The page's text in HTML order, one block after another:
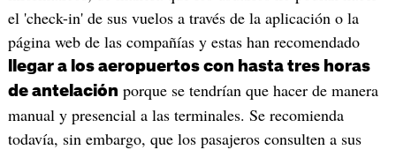
el 'check-in' de sus vuelos a través de la aplicación o la
página web de las compañías y estas han recomendado
llegar a los aeropuertos con hasta tres horas
de antelación porque se tendrían que hacer de manera
manual y presencial a las terminales. Se recomienda
todavía, sin embargo, que los pasajeros consulten a sus